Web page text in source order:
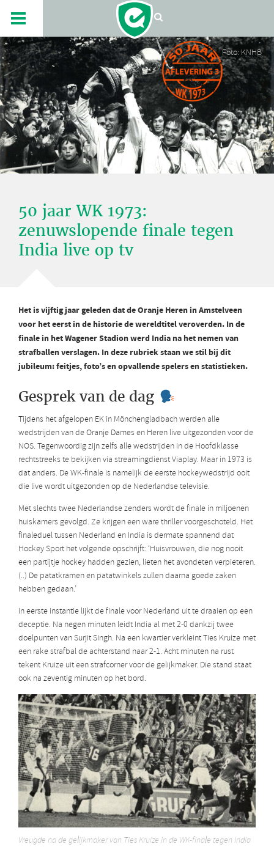
Foto: KNHB
50 jaar WK 1973:
zenuwslopende finale tegen
India live op tv
Het is vijftig jaar geleden dat de Oranje Heren in Amstelveen
voor het eerst in de historie de wereldtitel veroverden. In de
finale in het Wagener Stadion werd India na het nemen van
strafballen verslagen. In deze rubriek staan we stil bij dit
jubileum: feitjes, foto’s en opvallende spelers en statistieken.
Gesprek van de dag
Tijdens het afgelopen EK in Mönchengladbach werden alle
wedstrijden van de Oranje Dames en Heren live uitgezonden voor de
NOS. Tegenwoordig zijn zelfs alle wedstrijden in de Hoofdklasse
rechtstreeks te bekijken via streamingdienst Viaplay. Maar in 1973 is
dat anders. De WK-finale is namelijk de eerste hockeywedstrijd ooit
die live wordt uitgezonden op de Nederlandse televisie.
Met slechts twee Nederlandse zenders wordt de finale in miljoenen
huiskamers gevolgd. Ze krijgen een ware thriller voorgeschoteld. Het
finaleduel tussen Nederland en India is dermate spannend dat
Hockey Sport het volgende opschrijft: ‘Huisvrouwen, die nog nooit
een partijtje hockey hadden gezien, lieten het avondeten verpieteren.
(..) De patatkramen en patatwinkels zullen daarna goede zaken
hebben gedaan.’
In eerste instantie lijkt de finale voor Nederland uit te draaien op een
deceptie. Na negen minuten leidt India al met 2-0 dankzij twee
doelpunten van Surjit Singh. Na een kwartier verkleint Ties Kruize met
een rake strafbal de achterstand naar 2-1. Acht minuten na rust
tekent Kruize uit een strafcorner voor de gelijkmaker. Die stand staat
ook na zeventig minuten op het bord.
Vreugde na de gelijkmaker van Ties Kruize in de WK-finale tegen India